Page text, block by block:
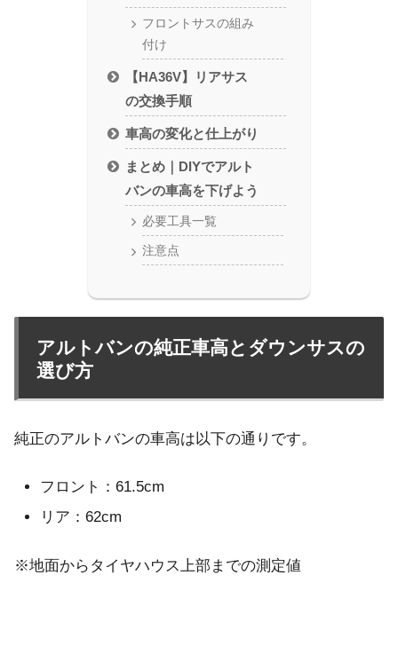
フロントサスの組み
付け
【HA36V】リアサス
の交換手順
車高の変化と仕上がり
まとめ｜DIYでアルト
バンの車高を下げよう
必要工具一覧
注意点
アルトバンの純正車高とダウンサスの
選び方
純正のアルトバンの車高は以下の通りです。
フロント：61.5cm
リア：62cm
※地面からタイヤハウス上部までの測定値